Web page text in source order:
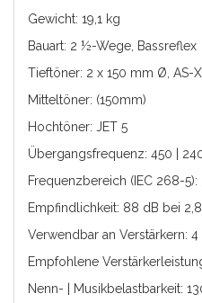
Gewicht: 19,1 kg
Bauart: 2 ½-Wege, Bassreflex
Tieftöner: 2 x 150 mm Ø, AS-
Mitteltöner: (150mm)
Hochtöner: JET 5
Übergangsfrequenz: 450 |
Frequenzbereich (IEC 268-
Empfindlichkeit: 88 dB bei
Verwendbar an Verstärkern:
Empfohlene
Nenn- | Musikbelastbarkeit: